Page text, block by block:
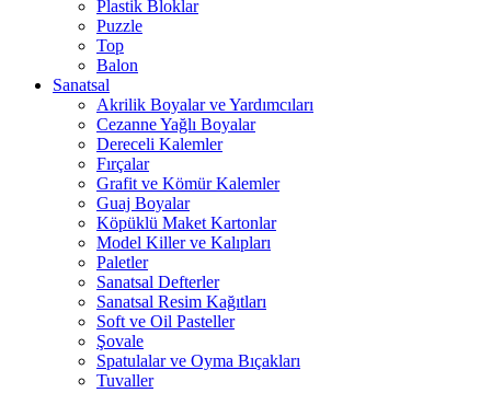
Plastik Bloklar
Puzzle
Top
Balon
Sanatsal
Akrilik Boyalar ve Yardımcıları
Cezanne Yağlı Boyalar
Dereceli Kalemler
Fırçalar
Grafit ve Kömür Kalemler
Guaj Boyalar
Köpüklü Maket Kartonlar
Model Killer ve Kalıpları
Paletler
Sanatsal Defterler
Sanatsal Resim Kağıtları
Soft ve Oil Pasteller
Şovale
Spatulalar ve Oyma Bıçakları
Tuvaller